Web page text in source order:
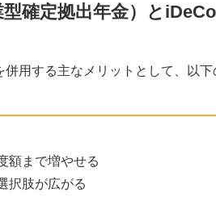
確定拠出年金）と
用する主なメリットとして、以下
額まで増やせる
択肢が広がる